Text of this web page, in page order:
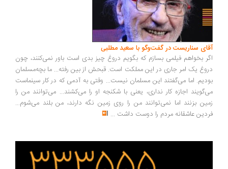
سناریست در گفت‌وگو با سعید مطلبی
بخواهم فیلمی بسازم که بگویم دروغ چیز بدی است باور نمی‌کنند، چون
یک امر جاری در این مملکت است. قبحش از بین رفته... ما بچه‌مسلمان
اما می‌گفتند این مسلمان نیست... وقتی به آدمی که در کار سینماست
اجازه کار نداری، یعنی با شکنجه او را می‌کشند... می‌توانند من را
بزنند اما نمی‌توانند من را روی زمین نگه دارند، من بلند می‌شوم...
عاشقانه مردم را دوست داشت ...